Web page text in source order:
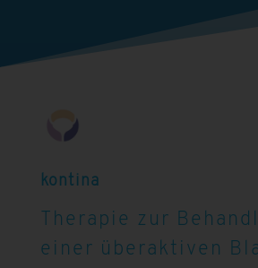
kontina
Therapie zur
einer überaktiven